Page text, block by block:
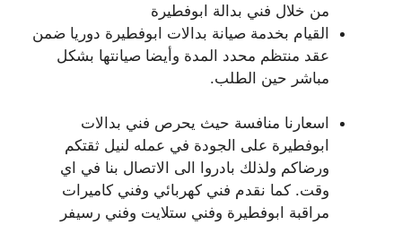
من خلال فني بدالة ابوفطيرة
القيام بخدمة صيانة بدالات ابوفطيرة دوريا ضمن
عقد منتظم محدد المدة وأيضا صيانتها بشكل
مباشر حين الطلب.
اسعارنا منافسة حيث يحرص فني بدالات
ابوفطيرة على الجودة في عمله لنيل ثقتكم
ورضاكم ولذلك بادروا الى الاتصال بنا في اي
وقت. كما نقدم فني كهربائي وفني كاميرات
مراقبة ابوفطيرة وفني ستلايت وفني رسيفر